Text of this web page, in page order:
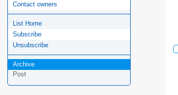
Contact owners
List Home
Subscribe
Unsubscribe
Archive
Post